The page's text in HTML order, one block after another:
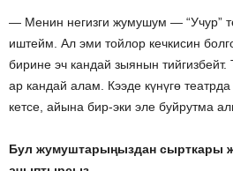
— Менин негизги жумушум — “Учур”
иштейм. Ал эми тойлор кечкисин
бирине эч кандай зыянын
ар кандай алам. Кээде күнүгө
кетсе, айына бир-эки эле буйрутма
Бул жумуштарыңыздан сырткары